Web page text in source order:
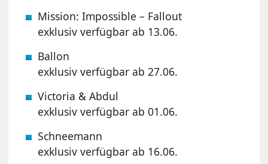
Mission: Impossible – Fallout
exklusiv verfügbar ab 13.06.
Ballon
exklusiv verfügbar ab 27.06.
Victoria & Abdul
exklusiv verfügbar ab 01.06.
Schneemann
exklusiv verfügbar ab 16.06.